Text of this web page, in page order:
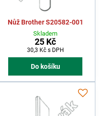
Nůž Brother S20582-001
Skladem
25 Kč
30,3 Kč s DPH
Do košíku